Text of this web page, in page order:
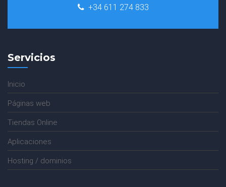
+34 611 274 833
Servicios
Inicio
Páginas web
Tiendas Online
Aplicaciones
Hosting / dominios